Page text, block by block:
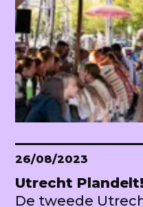
26/08/2023
Utrecht Plandelt!
De tweede